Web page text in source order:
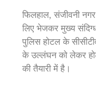
फिलहाल, संजीवनी
लिए भेजकर मुख्य
पुलिस होटल के
के उल्लंघन को लेकर
की तैयारी में है।